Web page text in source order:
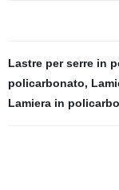
Lastre per serre in
policarbonato,
Lamiera in